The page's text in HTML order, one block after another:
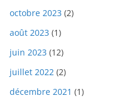
octobre 2023 (2)
août 2023 (1)
juin 2023 (12)
juillet 2022 (2)
décembre 2021 (1)